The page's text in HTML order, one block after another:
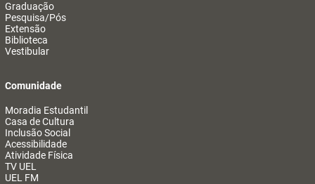
Graduação
Pesquisa/Pós
Extensão
Biblioteca
Vestibular
Comunidade
Moradia Estudantil
Casa de Cultura
Inclusão Social
Acessibilidade
Atividade Física
TV UEL
UEL FM